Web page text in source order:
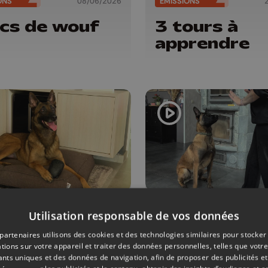
de wouf
3 tours à
apprendre
ÉMISSIONS
Trucs de
Utilisation responsable de vos données
utilisons des cookies et des technologies similaires pour
sur votre appareil et traiter des données personnelles, telles que
uniques et des données de navigation, afin de proposer des publicités